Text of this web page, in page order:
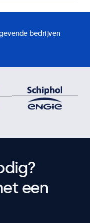
bedrijven
een